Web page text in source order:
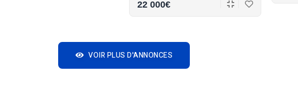
22 000€
VOIR PLUS D'ANNONCES